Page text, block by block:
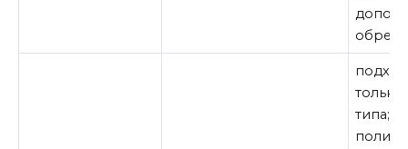
только
типа;